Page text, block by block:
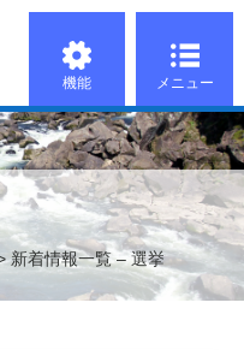
機能 メニュー
新着情報一覧 – 選挙